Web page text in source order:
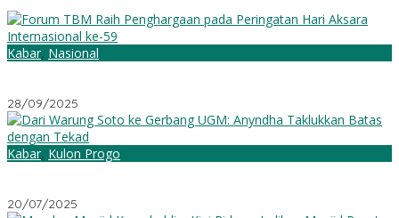
Kabar, Nasional
28/09/2025
Kabar, Kulon Progo
20/07/2025